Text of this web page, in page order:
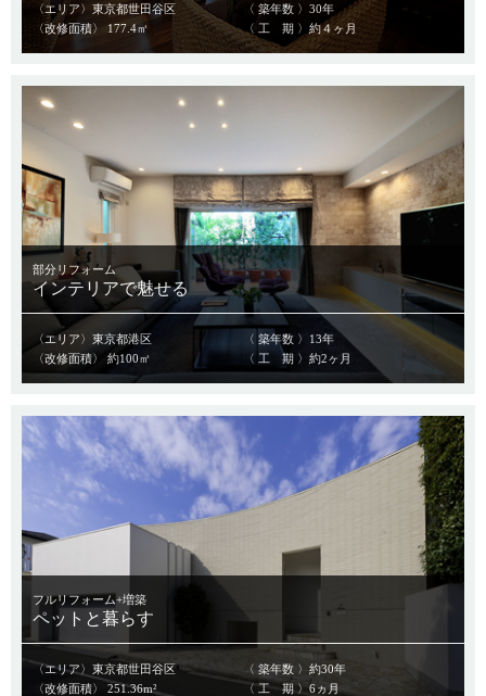
〈エリア〉東京都世田谷区
〈改修面積〉 177.4㎡
〈 築年数 〉30年
〈 工 期 〉約４ヶ月
部分リフォーム
インテリアで魅せる
〈エリア〉東京都港区
〈改修面積〉 約100㎡
〈 築年数 〉13年
〈 工 期 〉約2ヶ月
フルリフォーム+増築
ペットと暮らす
〈エリア〉東京都世田谷区
〈改修面積〉 251.36m²
〈 築年数 〉約30年
〈 工 期 〉6ヵ月